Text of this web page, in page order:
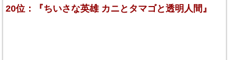
20位：『ちいさな英雄 カニとタマゴと透明人間』